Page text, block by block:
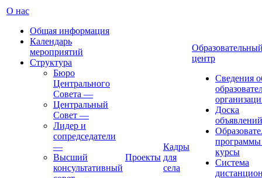
О нас
Общая информация
Календарь
мероприятий
Структура
Бюро
Центрального
Совета —
Центральный
Совет —
Лидер и
сопредседатели
—
Высший
консультативный
Проекты
Кадры
для
села
центр
Сведения
Доска
объявлений
курсы
Система